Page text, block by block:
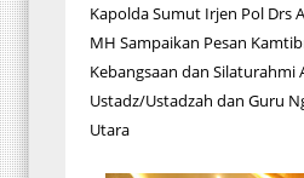
Kapolda Sumut Irjen Pol Drs
MH Sampaikan Pesan
Kebangsaan dan Silaturahmi
Ustadz/Ustadzah dan Guru
Utara